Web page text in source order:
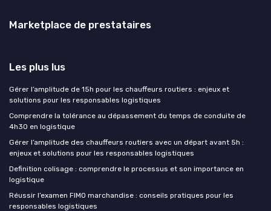
Marketplace de prestataires
Les plus lus
Gérer l’amplitude de 15h pour les chauffeurs routiers : enjeux et
solutions pour les responsables logistiques
Comprendre la tolérance au dépassement du temps de conduite de
4h30 en logistique
Gérer l’amplitude des chauffeurs routiers avec un départ avant 5h :
enjeux et solutions pour les responsables logistiques
Definition colisage : comprendre le processus et son importance en
logistique
Réussir l’examen FIMO marchandise : conseils pratiques pour les
responsables logistiques